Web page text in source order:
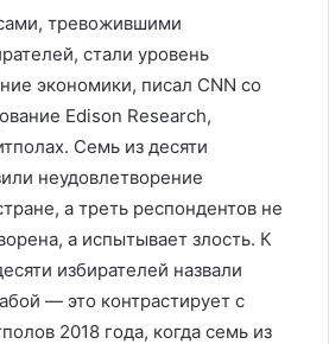
тревожившими
стали уровень
экономики, писал CNN со
Edison Research,
Семь из десяти
неудовлетворение
а треть респондентов не
а испытывает злость. К
избирателей назвали
— это контрастирует с
2018 года, когда семь из